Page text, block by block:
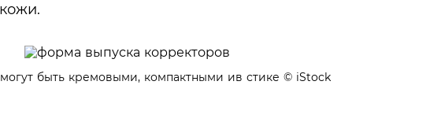
быть кремовыми, компактными ив стике © iStock